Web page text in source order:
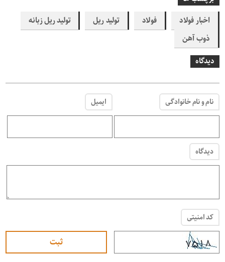
اخبار فولاد
فولاد تولید ریل
تولید ریل زبانه
ذوب آهن
دیدگاه
نام و نام خانوادگی ایمیل
دیدگاه
کد امنیتی